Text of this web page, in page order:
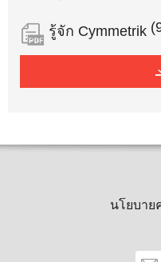
รู้จัก Cymmetrik
นโยบาย